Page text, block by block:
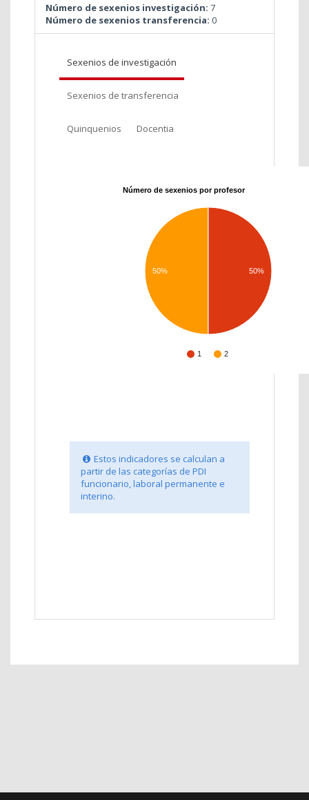
Número de sexenios investigación: 7
Número de sexenios transferencia: 0
Sexenios de investigación
Sexenios de transferencia
Quinquenios Docentia
Número de sexenios por profesor
1 2
50% 50%
Estos indicadores se calculan a
partir de las categorías de PDI
funcionario, laboral permanente e
interino.